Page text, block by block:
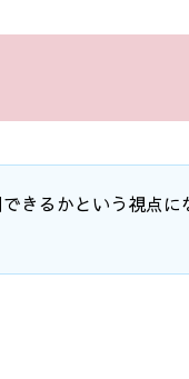
きるかという視点に